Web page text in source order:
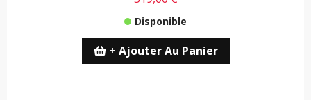
Disponible
+ Ajouter Au Panier